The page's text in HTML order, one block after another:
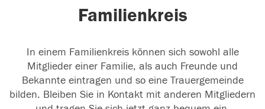
Familienkreis
In einem Familienkreis können sich sowohl alle
Mitglieder einer Familie, als auch Freunde und
Bekannte eintragen und so eine Trauergemeinde
bilden. Bleiben Sie in Kontakt mit anderen Mitgliedern